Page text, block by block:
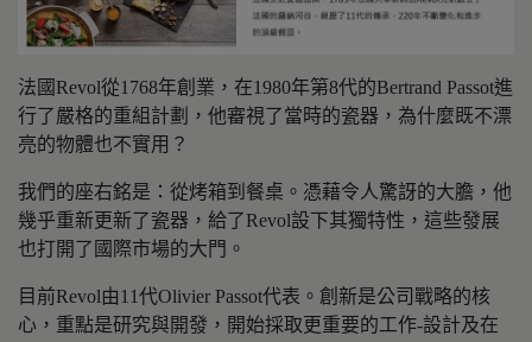
法國Revol從1768年創業，在1980年第8代的Bertrand Passot進
行了嚴格的重組計劃，他審視了當時的瓷器，為什麼既不漂
亮的物體也不實用？
我們的座右銘是：從烤箱到餐桌。憑藉令人驚訝的大膽，他
幾乎重新更新了瓷器，給了Revol設下其獨特性，這些發展
也打開了國際市場的大門。
目前Revol由11代Olivier Passot代表。創新是公司戰略的核
心，重點是研究與開發，開始採取更重要的工作-設計及在